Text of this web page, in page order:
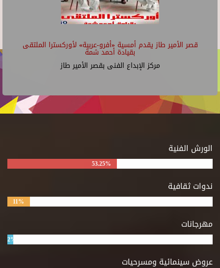
قصر الأمير طاز يقدم أمسية «أفرو-عربية» لأوركسترا الملتقى
بقيادة أحمد شمة
مركز الإبداع الفنى بقصر الأمير طاز
الورش الفنية
53.25%
ندوات ثقافية
11%
مهرجانات
2%
عروض سينمائية ومسرحيات